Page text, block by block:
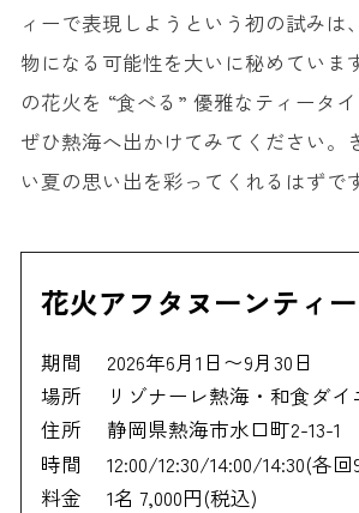
ィーで表現しようという初の試みは
物になる可能性を大いに秘めていま
の花火を “食べる” 優雅なティータイ
ぜひ熱海へ出かけてみてください。
い夏の思い出を彩ってくれるはずで
花火アフタヌーンティー
期間
2026年6月1日〜9月30日
場所
リゾナーレ熱海・和食ダ
住所
静岡県熱海市水口町2-13-1
時間
12:00/12:30/14:00/14:30(各
料金
1名 7,000円(税込)